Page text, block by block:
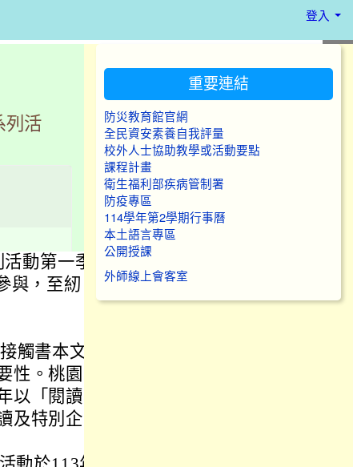
登入
列活
動第一季
與，至紉
觸書本文
性。桃園市
以「閱讀串
及特別企畫
重要連結
防災教育館官網
全民資安素養自我評量
校外人士協助教學或活動要點
課程計畫
衛生福利部疾病管制署
防疫專區
114學年第2學期行事曆
本土語言專區
公開授課
外師線上會客室